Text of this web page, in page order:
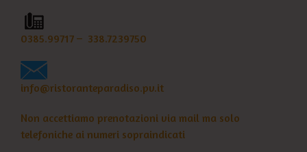
0385.99717 – 338.7239750
info@ristoranteparadiso.pv.it
Non accettiamo prenotazioni via mail ma solo
telefoniche ai numeri sopraindicati